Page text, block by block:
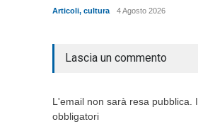
Articoli, cultura 4 Agosto 2026
Lascia un commento
L'email non sarà resa pubblica.
obbligatori